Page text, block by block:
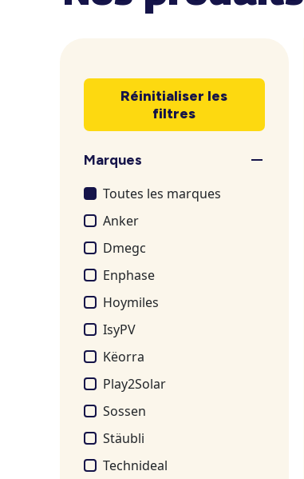
Réinitialiser les
filtres
Marques
Toutes les marques
Anker
Dmegc
Enphase
Hoymiles
IsyPV
Këorra
Play2Solar
Sossen
Stäubli
Technideal